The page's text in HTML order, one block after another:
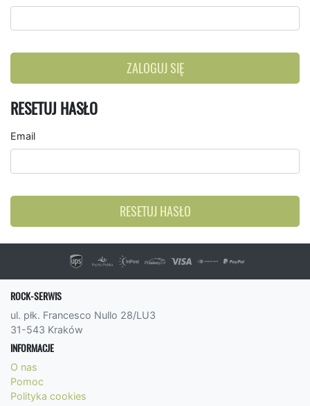
ZALOGUJ SIĘ
RESETUJ HASŁO
Email
RESETUJ HASŁO
ROCK-SERWIS
ul. płk. Francesco Nullo 28/LU3
31-543 Kraków
INFORMACJE
O nas
Pomoc
Polityka cookies